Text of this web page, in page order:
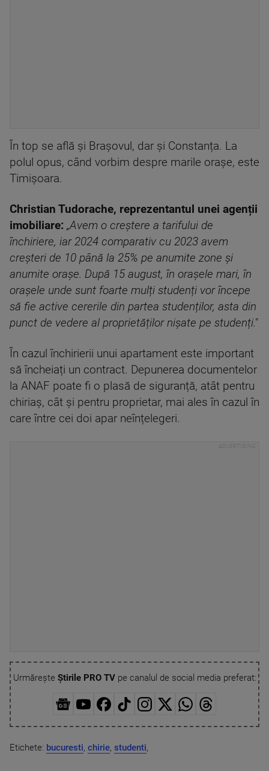
În top se află și Brașovul, dar și Constanța. La
polul opus, când vorbim despre marile orașe, este
Timișoara.
Christian Tudorache, reprezentantul unei agenții
imobiliare: „Avem o creștere a tarifului de
închiriere, iar 2024 comparativ cu 2023 avem
creșteri de 10 până la 25% pe anumite zone și
anumite orașe. După 15 august, în orașele mari, în
orașele unde sunt foarte mulți studenți vor începe
să fie active cererile din partea studenților, asta din
punct de vedere al proprietăților nișate pe studenți."
În cazul închirierii unui apartament este important
să încheiați un contract. Depunerea documentelor
la ANAF poate fi o plasă de siguranță, atât pentru
chiriaș, cât și pentru proprietar, mai ales în cazul în
care între cei doi apar neînțelegeri.
Urmărește Știrile PRO TVpe canalul de social media preferat:
Etichete: bucuresti, chirie, studenti,